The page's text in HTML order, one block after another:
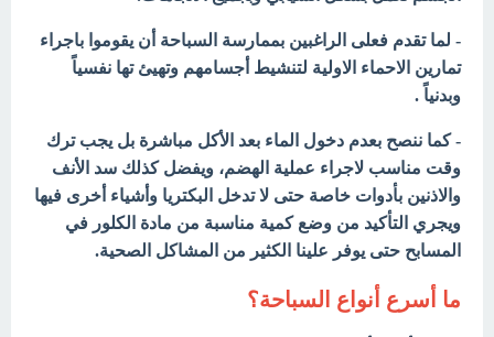
- لما تقدم فعلى الراغبين بممارسة السباحة أن يقوموا باجراء
تمارين الاحماء الاولية لتنشيط أجسامهم وتهيئ تها نفسياً
وبدنياً .
- كما ننصح بعدم دخول الماء بعد الأكل مباشرة بل يجب ترك
وقت مناسب لاجراء عملية الهضم، ويفضل كذلك سد الأنف
والاذنين بأدوات خاصة حتى لا تدخل البكتريا وأشياء أخرى فيها
ويجري التأكيد من وضع كمية مناسبة من مادة الكلور في
المسابح حتى يوفر علينا الكثير من المشاكل الصحية.
ما أسرع أنواع السباحة؟